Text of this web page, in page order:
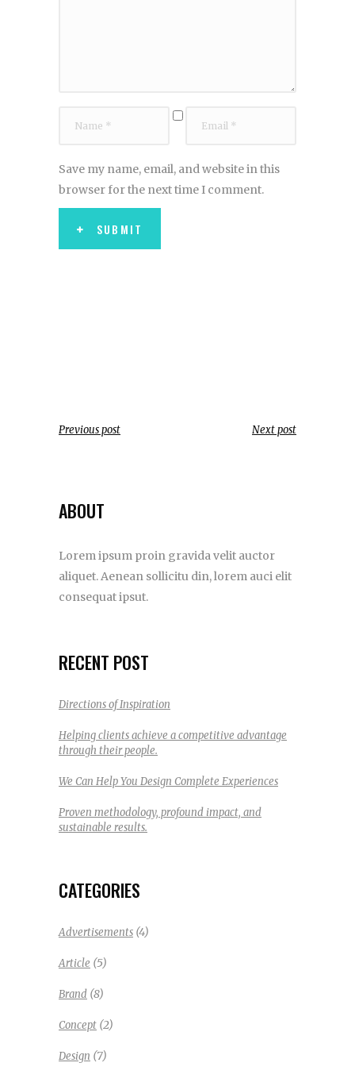
Save my name, email, and website in this
browser for the next time I comment.
SUBMIT
Previous post Next post
ABOUT
Lorem ipsum proin gravida velit auctor
aliquet. Aenean sollicitu din, lorem auci elit
consequat ipsut.
RECENT POST
Directions of Inspiration
Helping clients achieve a competitive advantage
through their people.
We Can Help You Design Complete Experiences
Proven methodology, profound impact, and
sustainable results.
CATEGORIES
Advertisements (4)
Article (5)
Brand (8)
Concept (2)
Design (7)